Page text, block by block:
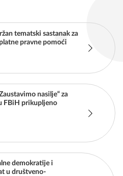
tematski sastanak za
pravne pomoći
nasilje“ za
FBiH prikupljeno
demokratije i
u društveno-